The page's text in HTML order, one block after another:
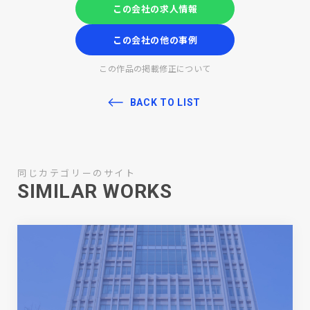
この会社の求人情報
この会社の他の事例
この作品の掲載修正について
BACK TO LIST
同じカテゴリーのサイト
SIMILAR WORKS